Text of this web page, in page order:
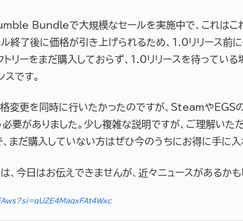
Bundleで大規模なセールを実施中で、これはこ
ル終了後に価格が引き上げられるため、1.0リリース前
トリーをまだ購入しておらず、1.0リリースを待ってい
です。
変更を同時に行いたかったのですが、SteamやEGS
要がありました。少し複雑な説明ですが、ご理解いた
まだ購入していない方はぜひ今のうちにお得に手に入
、今日はお伝えできませんが、近々ニュースがあるかも